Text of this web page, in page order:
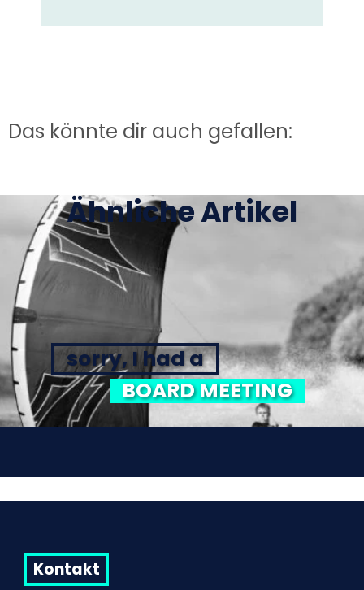
Das könnte dir auch gefallen:
Ähnliche Artikel
sorry, I had a
BOARD MEETING
Kontakt